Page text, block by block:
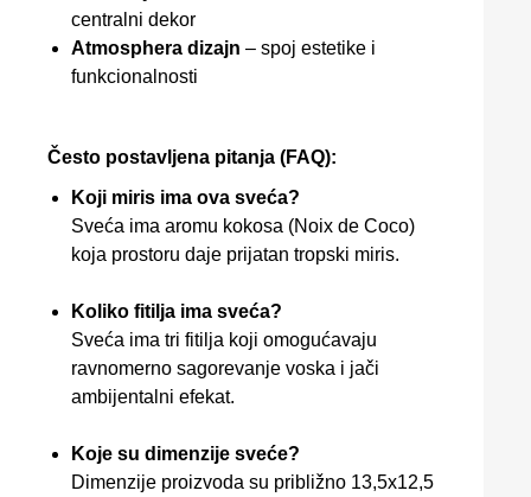
centralni dekor
Atmosphera dizajn – spoj estetike i
funkcionalnosti
Često postavljena pitanja (FAQ):
Koji miris ima ova sveća?
Sveća ima aromu kokosa (Noix de Coco)
koja prostoru daje prijatan tropski miris.
Koliko fitilja ima sveća?
Sveća ima tri fitilja koji omogućavaju
ravnomerno sagorevanje voska i jači
ambijentalni efekat.
Koje su dimenzije sveće?
Dimenzije proizvoda su približno 13,5x12,5